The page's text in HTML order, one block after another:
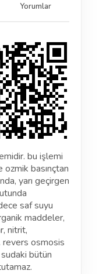
Yorumlar
bu işlemi
basınçtan
yarı geçirgen
saf suyu
maddeler,
nitrit,
revers osmosis
bütün